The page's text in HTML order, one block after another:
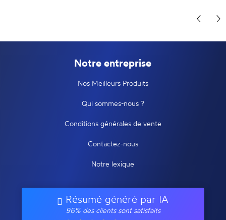
Notre entreprise
Nos Meilleurs Produits
Qui sommes-nous ?
Conditions générales de vente
Contactez-nous
Notre lexique
Résumé généré par IA
96% des clients sont satisfaits